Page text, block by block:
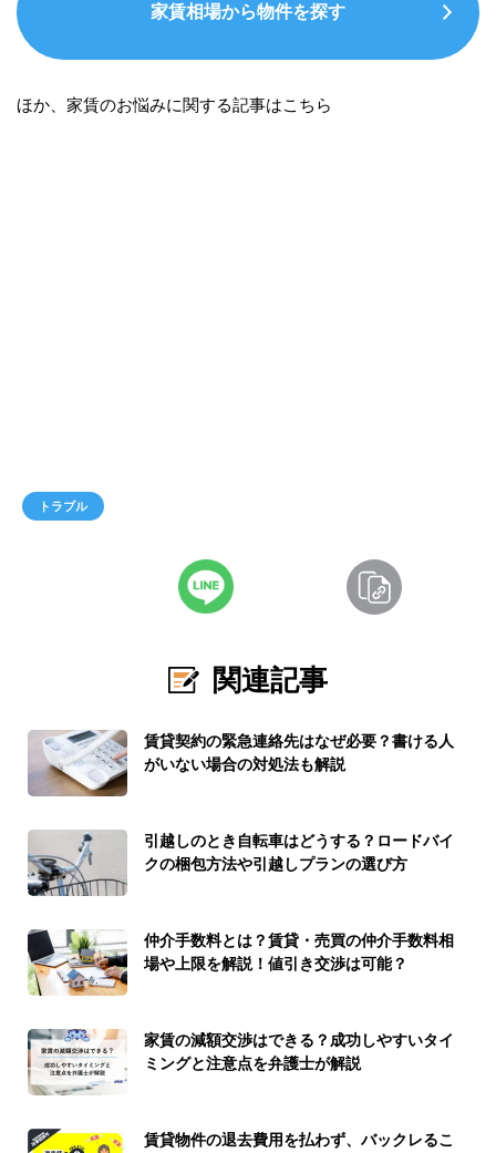
家賃相場から物件を探す
ほか、家賃のお悩みに関する記事はこちら
トラブル
関連記事
賃貸契約の緊急連絡先はなぜ必要？書ける人
がいない場合の対処法も解説
引越しのとき自転車はどうする？ロードバイ
クの梱包方法や引越しプランの選び方
仲介手数料とは？賃貸・売買の仲介手数料相
場や上限を解説！値引き交渉は可能？
家賃の減額交渉はできる？成功しやすいタイ
ミングと注意点を弁護士が解説
賃貸物件の退去費用を払わず、バックレるこ